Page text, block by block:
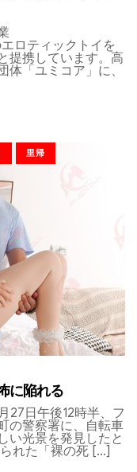
ロティックトイを
提携しています。高
「ユミコア」に、
里帰
に陥れる
27日午後12時半、フ
の警察署に、自転車
い光景を発見したと
れた「裸の死 […]